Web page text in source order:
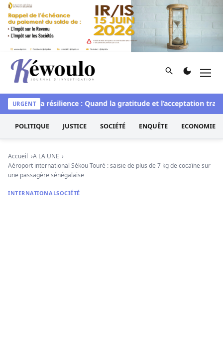
Aller au contenu
Kéwoulo, le premier site d'information et d'investigation
Rechercher
URGENT
de la résilience : Quand la gratitude et l’acceptation
POLITIQUE JUSTICE SOCIÉTÉ ENQUÊTE ECONOMIE
Accueil
A LA UNE
Aéroport international Sékou Touré : saisie de plus de 7 kg de cocaïne sur
une passagère sénégalaise
INTERNATIONALSOCIÉTÉ